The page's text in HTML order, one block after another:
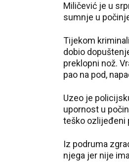
Miličević je u
sumnje u
Tijekom
dobio
preklopni nož.
pao na pod,
Uzeo je
upornost u
teško ozlijeđeni
Iz podruma
njega jer nije